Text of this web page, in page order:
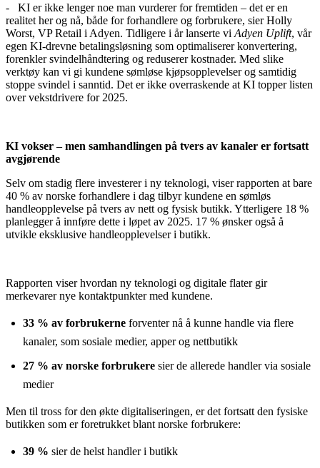
- KI er ikke lenger noe man vurderer for fremtiden – det er en
realitet her og nå, både for forhandlere og forbrukere, sier Holly
Worst, VP Retail i Adyen. Tidligere i år lanserte vi Adyen Uplift, vår
egen KI-drevne betalingsløsning som optimaliserer konvertering,
forenkler svindelhåndtering og reduserer kostnader. Med slike
verktøy kan vi gi kundene sømløse kjøpsopplevelser og samtidig
stoppe svindel i sanntid. Det er ikke overraskende at KI topper listen
over vekstdrivere for 2025.
KI vokser – men samhandlingen på tvers av kanaler er fortsatt
avgjørende
Selv om stadig flere investerer i ny teknologi, viser rapporten at bare
40 % av norske forhandlere i dag tilbyr kundene en sømløs
handleopplevelse på tvers av nett og fysisk butikk. Ytterligere 18 %
planlegger å innføre dette i løpet av 2025. 17 % ønsker også å
utvikle eksklusive handleopplevelser i butikk.
Rapporten viser hvordan ny teknologi og digitale flater gir
merkevarer nye kontaktpunkter med kundene.
33 % av forbrukerne forventer nå å kunne handle via flere
kanaler, som sosiale medier, apper og nettbutikk
27 % av norske forbrukere sier de allerede handler via sosiale
medier
Men til tross for den økte digitaliseringen, er det fortsatt den fysiske
butikken som er foretrukket blant norske forbrukere:
39 % sier de helst handler i butikk